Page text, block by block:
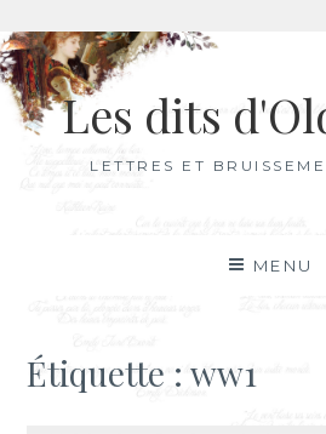
Aller
au
contenuLes dits
LETTRES ET
MENU
Étiquette :ww1